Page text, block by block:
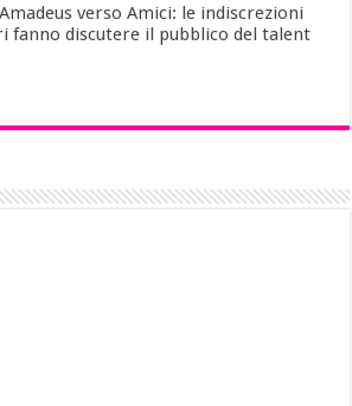
verso Amici: le indiscrezioni
fanno discutere il pubblico del talent